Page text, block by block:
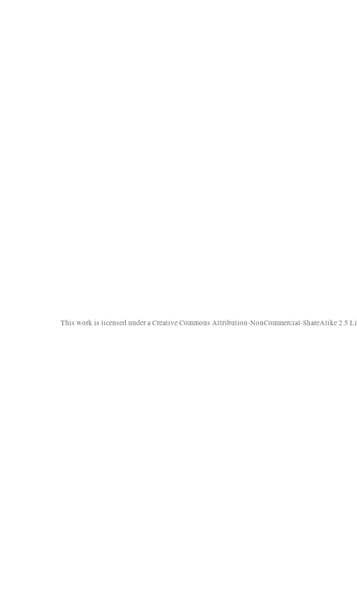
This work is licensed under aCreative Commons Attribution-NonCommercial-ShareAlike 2.5